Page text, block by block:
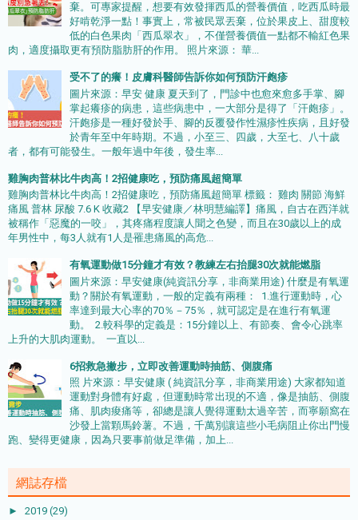
棄。可專家提醒，想要有效發揮西瓜的營養價值，吃西瓜時最
好啃乾淨一點！事實上，常被民眾丟棄，位於果皮上、甜度較
低的白色果肉「西瓜翠衣」，不僅營養價值一點都不輸紅色果
肉，適度攝取更有預防脂肪肝的作用。 照片來源： 華...
受不了的癢！皮膚科醫師告訴你如何預防汗皰疹
圖片來源：早安 健康 夏天到了，門診中也愈來愈多手掌、腳
掌起癢疹的病患，這些病患中，一大部分是得了「汗皰疹」。
汗皰疹是一種好發於手、腳的反覆發作性濕疹性疾病，且好發
於青年至中年時期。不過，小至三、四歲，大至七、八十歲
者，都有可能發生。一般年過中年後，發生率...
雞胸肉普林比牛肉高！2招健康吃，預防痛風超簡單
雞胸肉普林比牛肉高！2招健康吃，預防痛風超簡單 標籤： 雞肉 關節 海鮮
痛風 普林 尿酸 7.6 K 收藏2 【早安健康／林明慧編譯】痛風，自古在西洋就
被稱作「惡魔的一咬」，其疼痛程度讓人聞之色變，而且在30歲以上的成
年男性中，每3人就有1人是罹患痛風的高危...
有氧運動做15分鐘才有效？教練左右抬腿30次就能燃脂
圖片來源：早安健康(純資訊分享，非商業用途) 什麼是有氧運
動？關於有氧運動，一般的定義有兩種： 1.進行運動時，心
率達到最大心率的70％－75％，就可認定是在進行有氧運
動。 2.較科學的定義是：15分鐘以上、有節奏、會令心跳率
上升的大肌肉運動。 一直以...
6招救急撇步，立即改善運動時抽筋、側腹痛
照 片來源：早安健康 ( 純資訊分享，非商業用途) 大家都知道
運動對身體有好處，但運動時常出現的不適，像是抽筋、側腹
痛、肌肉痠痛等，卻總是讓人覺得運動太過辛苦，而寧願窩在
沙發上當顆馬鈴薯。不過，千萬別讓這些小毛病阻止你出門慢
跑、變得更健康，因為只要事前做足準備，加上...
網誌存檔
► 2019 (29)